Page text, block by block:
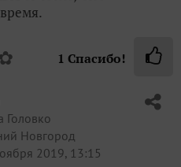
1 Спасибо!
Головко
Новгород
2019, 13:15